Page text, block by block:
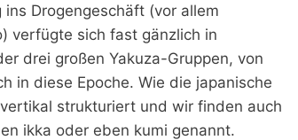
Drogengeschäft (vor allem
verfügte sich fast gänzlich in
drei großen Yakuza-Gruppen, von
in diese Epoche. Wie die japanische
strukturiert und wir finden auch
ikka oder eben kumi genannt.